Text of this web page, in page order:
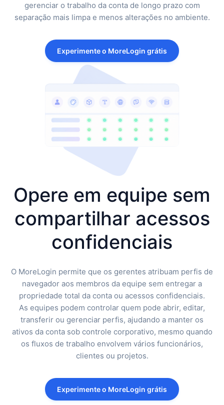
gerenciar o trabalho da conta de longo prazo com
separação mais limpa e menos alterações no ambiente.
Experimente o MoreLogin grátis
Opere em equipe sem
compartilhar acessos
confidenciais
O MoreLogin permite que os gerentes atribuam perfis de
navegador aos membros da equipe sem entregar a
propriedade total da conta ou acessos confidenciais.
As equipes podem controlar quem pode abrir, editar,
transferir ou gerenciar perfis, ajudando a manter os
ativos da conta sob controle corporativo, mesmo quando
os fluxos de trabalho envolvem vários funcionários,
clientes ou projetos.
Experimente o MoreLogin grátis